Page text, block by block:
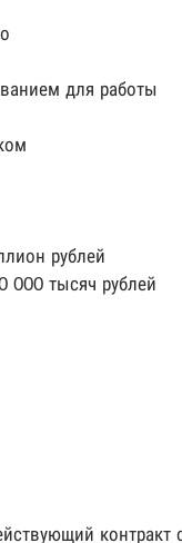
для работы
рублей
000 тысяч рублей
контракт